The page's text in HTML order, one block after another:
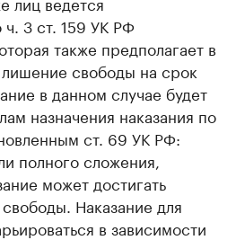
3 ст. 159 УК РФ
также предполагает в
лишение свободы на срок
в данном случае будет
назначения наказания по
ст. 69 УК РФ:
полного сложения,
может достигать
Наказание для
в зависимости